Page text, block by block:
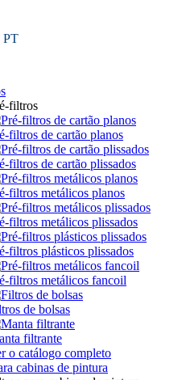
PT
filtros
filtros de cartão planos
filtros de cartão plissados
filtros metálicos planos
filtros metálicos plissados
filtros plásticos plissados
filtros metálicos fancoil
de bolsas
filtrante
o catálogo completo
cabinas de pintura